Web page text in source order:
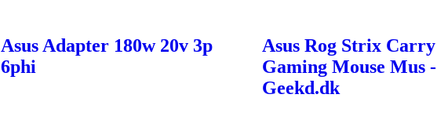
Asus Adapter 180w 20v 3p
6phi
Asus Rog Strix Carry
Gaming Mouse Mus -
Geekd.dk